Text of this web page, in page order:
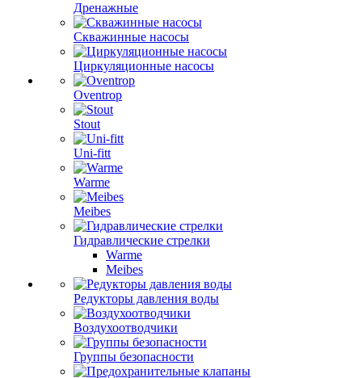
Дренажные
Скважинные насосы
Циркуляционные насосы
Oventrop
Stout
Uni-fitt
Warme
Meibes
Гидравлические стрелки
Warme
Meibes
Редукторы давления воды
Воздухоотводчики
Группы безопасности